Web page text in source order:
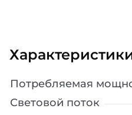
Потребляемая
Световой поток